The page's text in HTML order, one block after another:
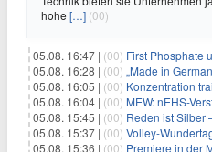
hohe […] (00)
05.08. 16:47 | (00) First Phosphate unterzeichnet Vereinbarungen für nicht zu
05.08. 16:28 | (00) „Made in Germany“ oder nur
05.08. 16:05 | (00) Konzentration trainieren, wo das
05.08. 16:04 | (00) MEW: nEHS-
05.08. 15:45 | (00) Reden ist Silber –
05.08. 15:37 | (00) Volley-Wundertag kehrt nach
05.08. 15:36 | (00) Premiere in der Motorsport Arena